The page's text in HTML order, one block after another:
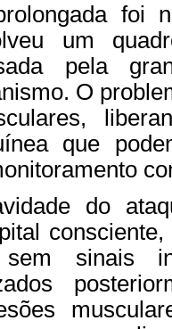
foi
um
pela
O
que
do
sem sinais